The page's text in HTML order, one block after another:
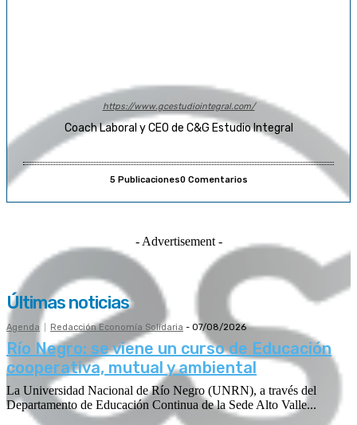
https://www.gcestudiointegral.com/
Coach Laboral y CEO de C&G Estudio Integral
5 Publicaciones0 Comentarios
- Advertisement -
Últimas noticias
Agenda Redacción Economía Solidaria - 07/08/2026
Río Negro: se viene un curso de Educación
cooperativa, mutual y ambiental
La Universidad Nacional de Río Negro (UNRN), a través del
Departamento de Educación Continua de la Sede Alto Valle...